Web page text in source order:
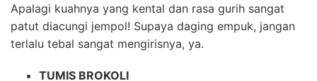
Apalagi kuahnya yang kental dan rasa gurih sangat
patut diacungi jempol! Supaya daging empuk, jangan
terlalu tebal sangat mengirisnya, ya.
TUMIS BROKOLI